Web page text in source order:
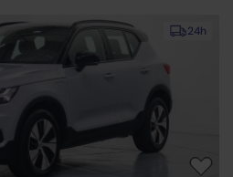
24h